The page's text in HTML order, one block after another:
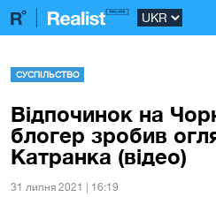
СУСПІЛЬСТВО
Відпочинок на
блогер зробив
Катранка (відео)
31 липня 2021 | 16:19